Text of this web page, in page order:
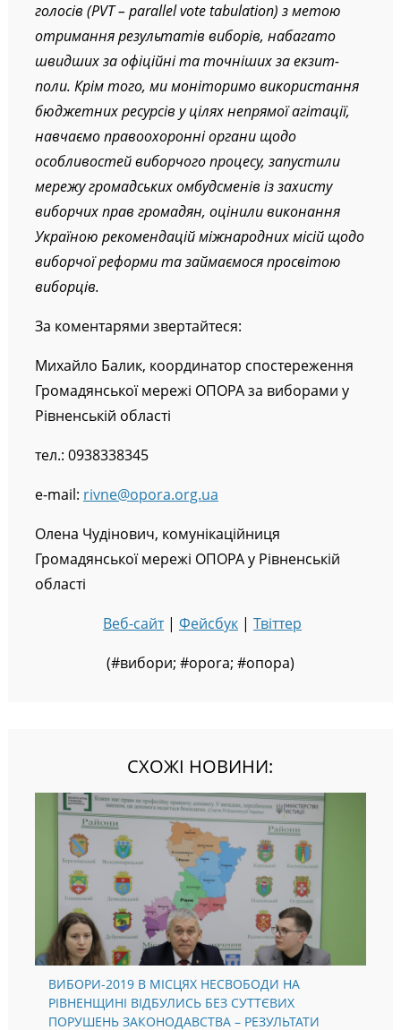
голосів (PVT – parallel vote tabulation) з метою
отримання результатів виборів, набагато
швидших за офіційні та точніших за екзит-
поли. Крім того, ми моніторимо використання
бюджетних ресурсів у цілях непрямої агітації,
навчаємо правоохоронні органи щодо
особливостей виборчого процесу, запустили
мережу громадських омбудсменів із захисту
виборчих прав громадян, оцінили виконання
Україною рекомендацій міжнародних місій щодо
виборчої реформи та займаємося просвітою
виборців.
За коментарями звертайтеся:
Михайло Балик, координатор спостереження
Громадянської мережі ОПОРА за виборами у
Рівненській області
тел.: 0938338345
e-mail: rivne@opora.org.ua
Олена Чудінович, комунікаційниця
Громадянської мережі ОПОРА у Рівненській
області
Веб-сайт| Фейсбук| Твіттер
(#вибори; #opora; #опора)
СХОЖІ НОВИНИ:
ВИБОРИ-2019 В МІСЦЯХ НЕСВОБОДИ НА
РІВНЕНЩИНІ ВІДБУЛИСЬ БЕЗ СУТТЄВИХ
ПОРУШЕНЬ ЗАКОНОДАВСТВА – РЕЗУЛЬТАТИ